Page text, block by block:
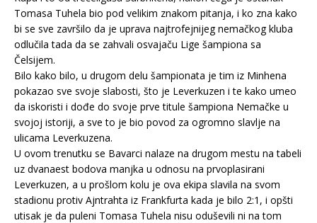
Tomasa Tuhela bio pod velikim znakom pitanja, i ko zna kako
bi se sve završilo da je uprava najtrofejnijeg nemačkog kluba
odlučila tada da se zahvali osvajaču Lige šampiona sa
Čelsijem.
Bilo kako bilo, u drugom delu šampionata je tim iz Minhena
pokazao sve svoje slabosti, što je Leverkuzen i te kako umeo
da iskoristi i dođe do svoje prve titule šampiona Nemačke u
svojoj istoriji, a sve to je bio povod za ogromno slavlje na
ulicama Leverkuzena.
U ovom trenutku se Bavarci nalaze na drugom mestu na tabeli
uz dvanaest bodova manjka u odnosu na prvoplasirani
Leverkuzen, a u prošlom kolu je ova ekipa slavila na svom
stadionu protiv Ajntrahta iz Frankfurta kada je bilo 2:1, i opšti
utisak je da puleni Tomasa Tuhela nisu oduševili ni na tom